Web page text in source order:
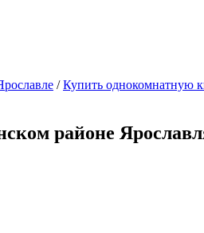
/Купить однокомнатную
районе